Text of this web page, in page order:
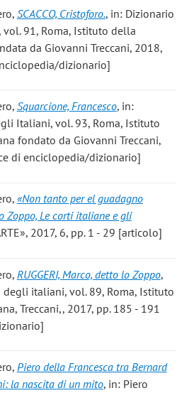
, SCACCO, Cristoforo., in: Dizionario
91, Roma, Istituto della
da Giovanni Treccani, 2018,
dizionario]
, Squarcione, Francesco, in:
Italiani, vol. 93, Roma, Istituto
fondato da Giovanni Treccani,
di enciclopedia/dizionario]
, «Non tanto per el guadagno
Zoppo, Le corti italiane e gli
2017, 6, pp. 1 - 29 [articolo]
, RUGGERI, Marco, detto lo Zoppo,
italiani, vol. 89, Roma, Istituto
Treccani,, 2017, pp. 185 - 191
, Piero della Francesca tra Bernard
la nascita di un mito, in: Piero